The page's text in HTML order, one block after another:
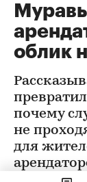
облик
почему
не
для